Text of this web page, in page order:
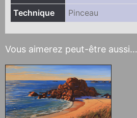
Technique
Pinceau
Vous aimerez peut-être aussi…